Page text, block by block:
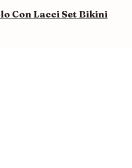
Con Lacci Set Bikini